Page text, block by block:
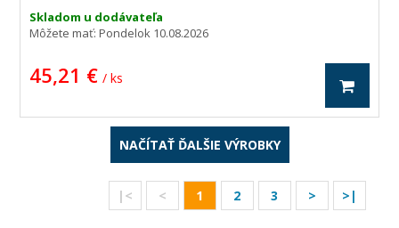
Skladom u dodávateľa
Môžete mať:Pondelok 10.08.2026
45,21 € / ks
NAČÍTAŤ ĎALŠIE VÝROBKY
|< < 1 2 3 > >|